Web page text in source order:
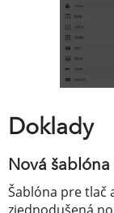
Doklady
Nová
Šablóna pre tlač